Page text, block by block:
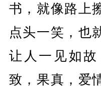
书，就像路上
点头一笑，也
让人一见如
致，果真，爱